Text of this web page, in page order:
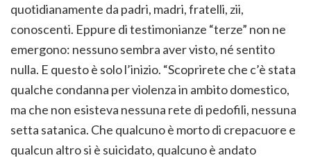
quotidianamente da padri, madri, fratelli, zii,
conoscenti. Eppure di testimonianze “terze” non ne
emergono: nessuno sembra aver visto, né sentito
nulla. E questo è solo l’inizio. “Scoprirete che c’è stata
qualche condanna per violenza in ambito domestico,
ma che non esisteva nessuna rete di pedofili, nessuna
setta satanica. Che qualcuno è morto di crepacuore e
qualcun altro si è suicidato, qualcuno è andato